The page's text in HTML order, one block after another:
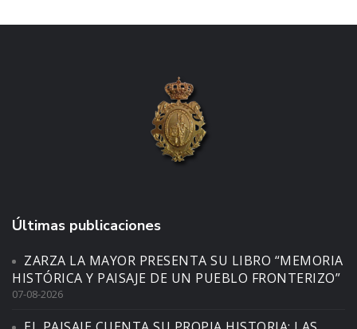
Últimas publicaciones
ZARZA LA MAYOR PRESENTA SU LIBRO “MEMORIA
HISTÓRICA Y PAISAJE DE UN PUEBLO FRONTERIZO”
07-08-2026